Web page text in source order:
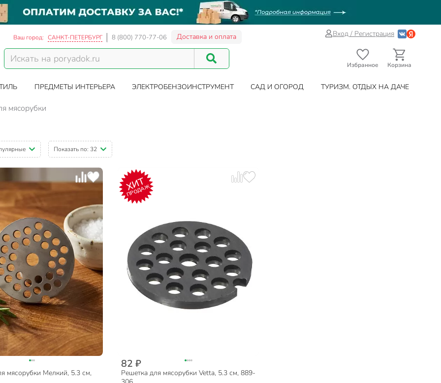
Ваш город: САНКТ-ПЕТЕРБУРГ 8 (800) 770-77-06 Доставка и оплата Вход / Регистрация
Избранное Корзина
ПРЕДМЕТЫ ИНТЕРЬЕРА ЭЛЕКТРОБЕНЗОИНСТРУМЕНТ САД И ОГОРОД ТУРИЗМ. ОТДЫХ НА ДАЧЕ
мясорубки
Показать по: 32
мясорубки Мелкий, 5.3 см,
ХИТ
ПРОДАЖ
82 ₽
Решетка для мясорубки Vetta, 5.3 см, 889-